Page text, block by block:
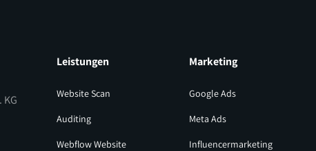
KG
Leistungen
Website Scan
Auditing
Webflow Website
Marketing
Google Ads
Meta Ads
Influencermarketing